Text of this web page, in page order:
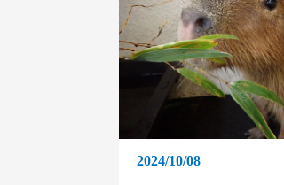
2024/10/08